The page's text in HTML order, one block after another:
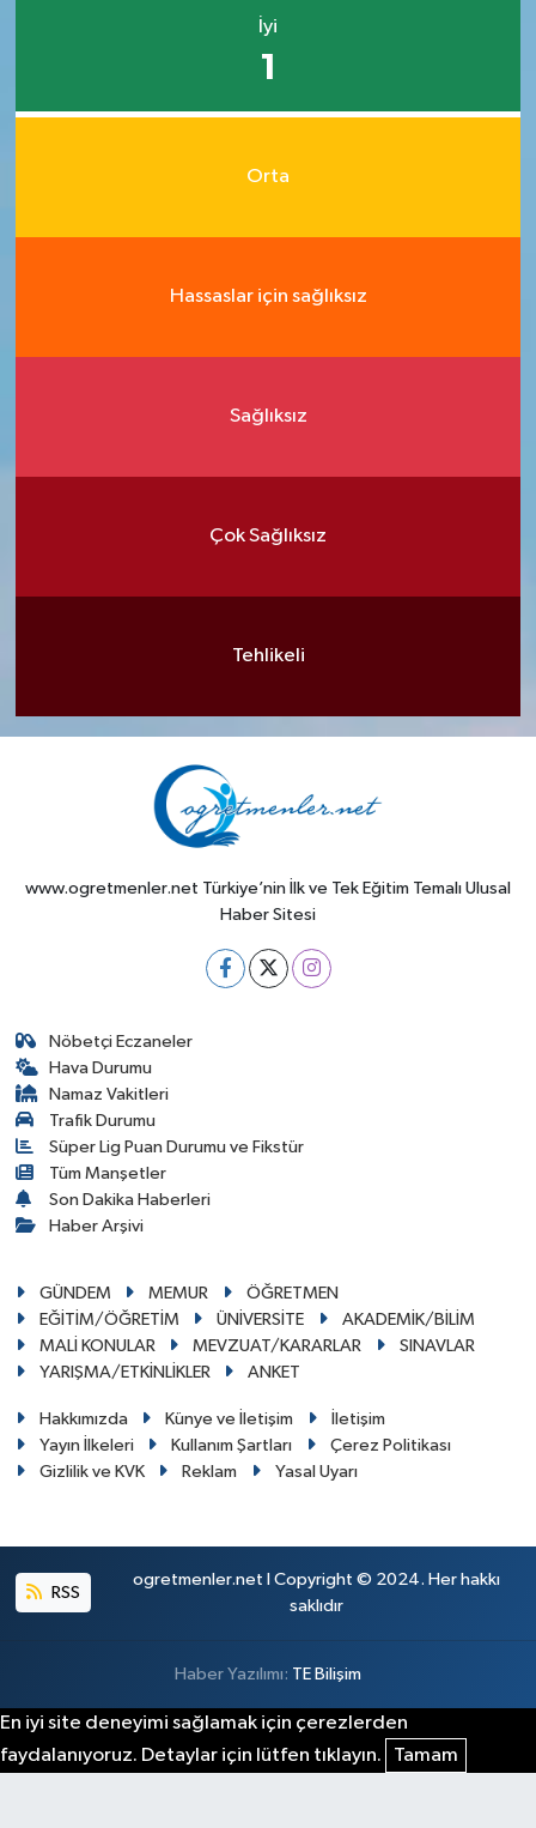
İyi
1
Orta
Hassaslar için sağlıksız
Sağlıksız
Çok Sağlıksız
Tehlikeli
www.ogretmenler.net Türkiye’nin İlk ve Tek Eğitim Temalı Ulusal
Haber Sitesi
Nöbetçi Eczaneler
Hava Durumu
Namaz Vakitleri
Trafik Durumu
Süper Lig Puan Durumu ve Fikstür
Tüm Manşetler
Son Dakika Haberleri
Haber Arşivi
GÜNDEM MEMUR
ÖĞRETMEN
EĞİTİM/ÖĞRETİM
ÜNİVERSİTE
AKADEMİK/BİLİM
MALİ KONULAR
MEVZUAT/KARARLAR
SINAVLAR
YARIŞMA/ETKİNLİKLER
ANKET
Hakkımızda Künye ve İletişim
İletişim
Yayın İlkeleri
Kullanım Şartları
Çerez Politikası
Gizlilik ve KVK
Reklam Yasal Uyarı
RSS
ogretmenler.net I Copyright © 2024. Her hakkı
saklıdır
Haber Yazılımı: TE Bilişim
En iyi site deneyimi sağlamak için çerezlerden
faydalanıyoruz. Detaylar için lütfen tıklayın.
Tamam